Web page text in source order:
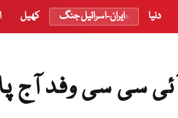
دنیا ایران-اسرائیل جنگ کھیل
سی سی وفد آج